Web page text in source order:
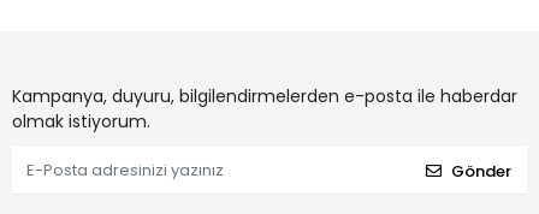
Kampanya, duyuru, bilgilendirmelerden e-posta ile haberdar
olmak istiyorum.
Gönder